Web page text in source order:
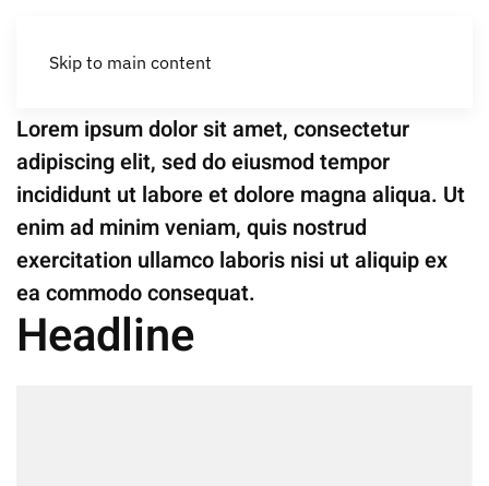
Skip to main content
Renovation Can Coco
Lorem ipsum dolor sit amet, consectetur
adipiscing elit, sed do eiusmod tempor
incididunt ut labore et dolore magna aliqua. Ut
enim ad minim veniam, quis nostrud
exercitation ullamco laboris nisi ut aliquip ex
ea commodo consequat.
Headline